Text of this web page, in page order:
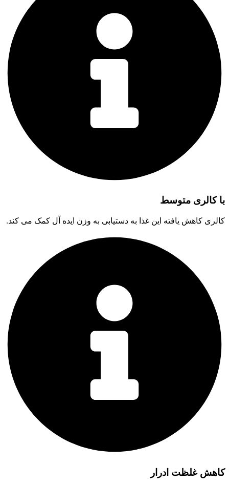
با کالری متوسط
کالری کاهش یافته این غذا به دستیابی به وزن ایده آل کمک می کند.
کاهش غلظت ادرار